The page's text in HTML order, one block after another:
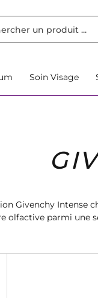
Soin Visage
Givenchy Intense
olfactive parmi une